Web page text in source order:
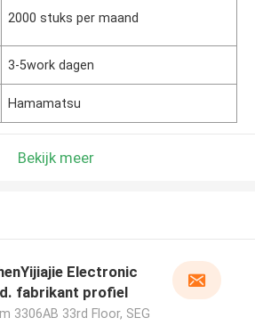
2000 stuks per maand
3-5work dagen
Hamamatsu
Bekijk meer
Electronic
fabrikant profiel
3306AB 33rd Floor, SEG